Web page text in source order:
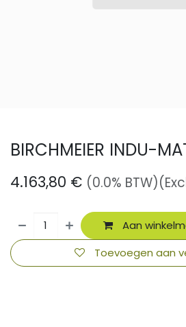
BIRCHMEIER INDU-
4.163,80 € (0.0% BTW)
Aan
Toevoegen aan